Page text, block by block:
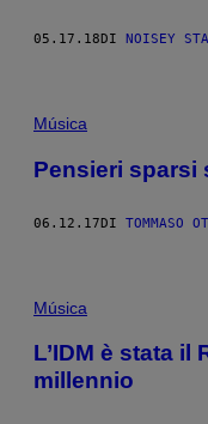
05.17.18 DI NOISEY
Música
Pensieri sparsi
06.12.17DI TOMMASO
Música
L’IDM è stata
millennio